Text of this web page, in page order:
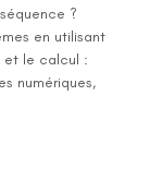
?
en utilisant
et le calcul :
numériques,